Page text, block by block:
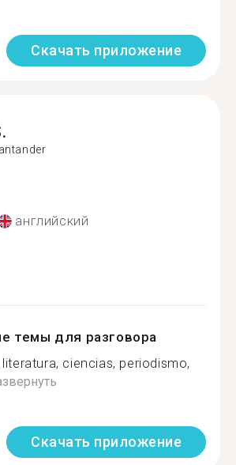
Скачать приложение
английский
темы для разговора
ciencias, periodismo,
Скачать приложение